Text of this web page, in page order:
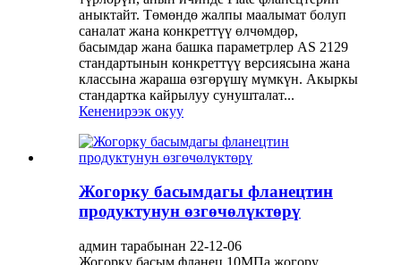
аныктайт. Төмөндө жалпы маалымат болуп
саналат жана конкреттүү өлчөмдөр,
басымдар жана башка параметрлер AS 2129
стандартынын конкреттүү версиясына жана
классына жараша өзгөрүшү мүмкүн. Акыркы
стандартка кайрылуу сунушталат...
Кененирээк окуу
Жогорку басымдагы фланецтин
продуктунун өзгөчөлүктөрү
админ тарабынан 22-12-06
Жогорку басым фланец 10МПа жогору